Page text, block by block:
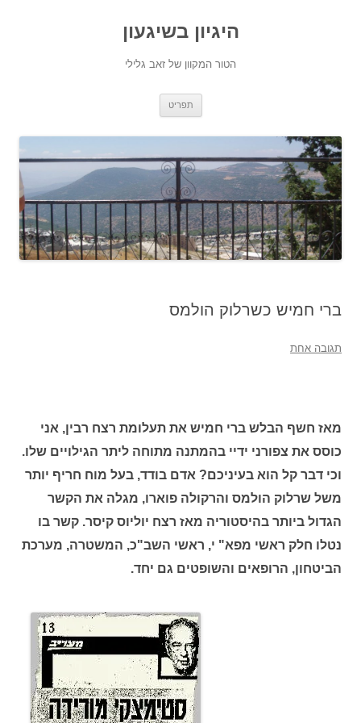
היגיון בשיגעון
הטור המקוון של זאב גלילי
תפריט
ברי חמיש כשרלוק הולמס
תגובה אחת
מאז חשף הבלש ברי חמיש את תעלומת רצח רבין, אני
כוסס את צפורני ידיי בהמתנה מתוחה ליתר הגילויים שלו.
וכי דבר קל הוא בעיניכם? אדם בודד, בעל מוח חריף יותר
משל שרלוק הולמס והרקולה פוארו, מגלה את הקשר
הגדול ביותר בהיסטוריה מאז רצח יוליוס קיסר. קשר בו
נטלו חלק ראשי מפא" י, ראשי השב"כ, המשטרה, מערכת
הביטחון, הרופאים והשופטים גם יחד.